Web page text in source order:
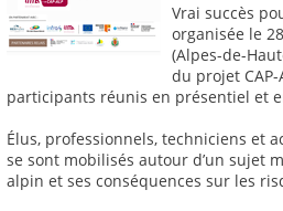
Vrai succès
organisée le
(Alpes-de-
du projet CAP-
participants réunis en présentiel et
Élus, professionnels, techniciens et
se sont mobilisés autour d’un sujet
alpin et ses conséquences sur les